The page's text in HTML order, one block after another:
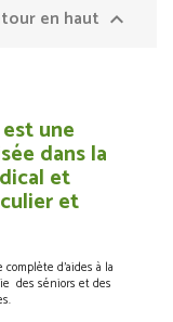
en haut 
une
dans la
et
et
d’aides à la
des séniors et des